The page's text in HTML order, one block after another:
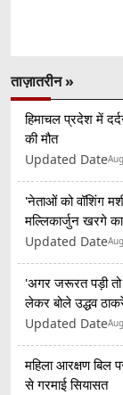
ताज़ातरीन »
हिमाचल प्रदेश में
की मौत
Updated Date
'नेताओं को वॉशिंग
मल्लिकार्जुन खरगे
Updated Date
'अगर जरूरत पड़ी तो
लेकर बोले उद्धव
Updated Date
महिला आरक्षण बिल
से गरमाई सियासत